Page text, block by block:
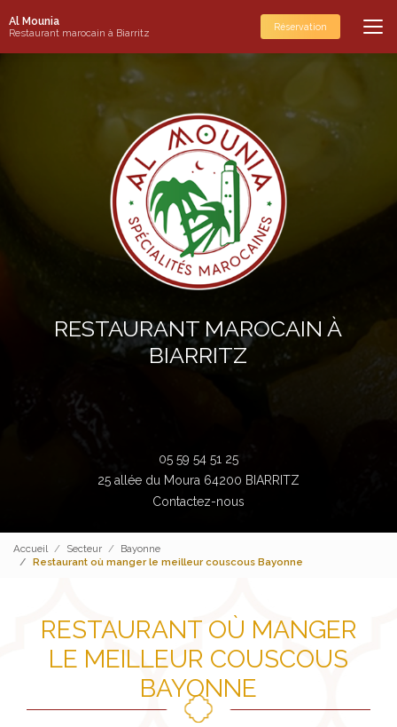
auAl Mounia
Restaurant marocain à Biarritz Réservation
RESTAURANT MAROCAIN À
BIARRITZ
05 59 54 51 25
25 allée du Moura 64200 BIARRITZ
Contactez-nous
Accueil Secteur
Bayonne
Restaurant où manger le meilleur couscous Bayonne
RESTAURANT OÙ MANGER
LE MEILLEUR COUSCOUS
BAYONNE